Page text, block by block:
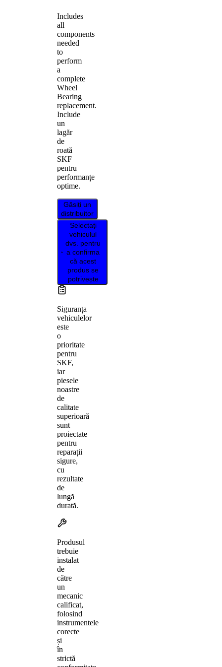
Includes
all
components
needed
to
perform
a
complete
Wheel
Bearing
replacement.
Include
un
lagăr
de
roată
SKF
pentru
performanțe
optime.
Găsiți un
distribuitor
Selectați
vehiculul
dvs. pentru
a confirma
că acest
produs se
potrivește
Siguranța
vehiculelor
este
o
prioritate
pentru
SKF,
iar
piesele
noastre
de
calitate
superioară
sunt
proiectate
pentru
reparații
sigure,
cu
rezultate
de
lungă
durată.
Produsul
trebuie
instalat
de
către
un
mecanic
calificat,
folosind
instrumentele
corecte
și
în
strictă